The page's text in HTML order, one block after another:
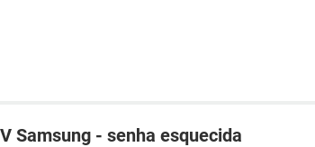
Samsung - senha esquecida